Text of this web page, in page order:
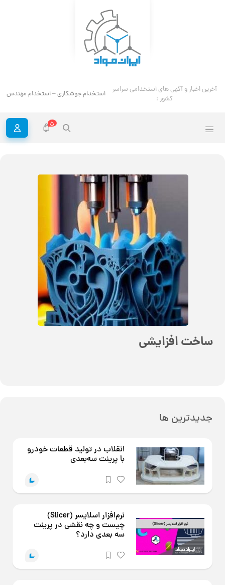
آخرین اخبار و آگهی های استخدامی سراسر
کشور :
استخدام جوشکاری – استخدام مهندس
5
ساخت افزایشی
جدیدترین ها
انقلاب در تولید قطعات خودرو
با پرینت سه‌بعدی
نرم‌افزار اسلایسر (Slicer)
چیست و چه نقشی در پرینت
سه بعدی دارد؟